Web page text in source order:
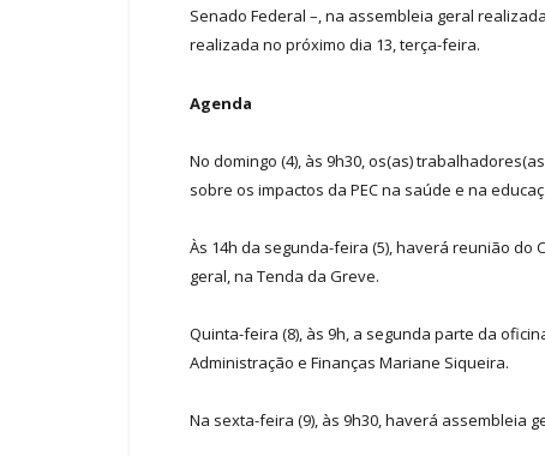
Senado Federal –, na assembleia geral
realizada no próximo dia 13, terça-feira.
Agenda
No domingo (4), às 9h30, os(as)
sobre os impactos da PEC na saúde e na
Às 14h da segunda-feira (5), haverá reunião do
geral, na Tenda da Greve.
Quinta-feira (8), às 9h, a segunda parte da
Administração e Finanças Mariane Siqueira.
Na sexta-feira (9), às 9h30, haverá assembleia